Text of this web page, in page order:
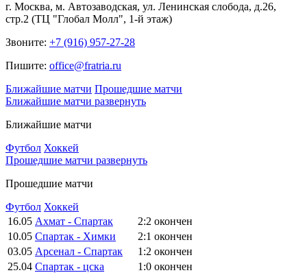
г. Москва, м. Автозаводская, ул. Ленинская слобода, д.26,
стр.2 (ТЦ "Глобал Молл", 1-й этаж)
Звоните: +7 (916) 957-27-28
Пишите: office@fratria.ru
Ближайшие матчи Прошедшие матчи
Ближайшие матчи развернуть
Ближайшие матчи
Футбол Хоккей
Прошедшие матчи развернуть
Прошедшие матчи
Футбол Хоккей
16.05 Ахмат - Спартак 2:2 окончен
10.05 Спартак - Химки 2:1 окончен
03.05 Арсенал - Спартак 1:2 окончен
25.04 Спартак - цска 1:0 окончен